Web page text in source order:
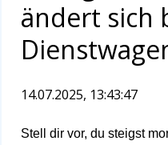
ändert sich
14.07.2025, 13:43:47
Stell dir vor, du steigst